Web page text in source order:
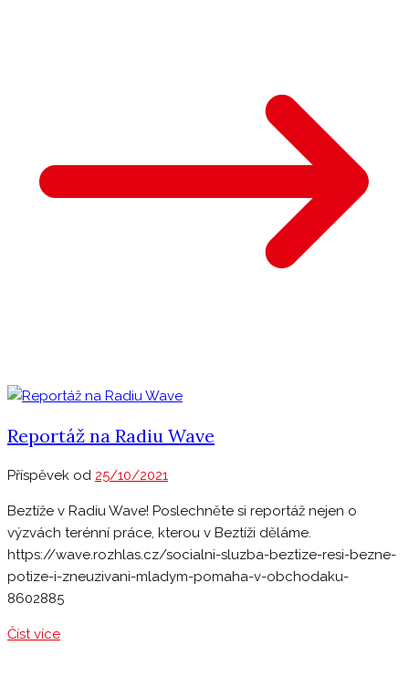
Reportáž na Radiu Wave
Příspěvek od 25/10/2021
Beztíže v Radiu Wave! Poslechněte si reportáž nejen o
výzvách terénní práce, kterou v Beztíži děláme.
https://wave.rozhlas.cz/socialni-sluzba-beztize-resi-bezne-
potize-i-zneuzivani-mladym-pomaha-v-obchodaku-
8602885
Číst více